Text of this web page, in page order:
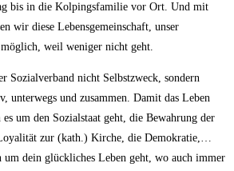
bis in die Kolpingsfamilie vor Ort. Und mit
wir diese Lebensgemeinschaft, unser
weil weniger nicht geht.
Sozialverband nicht Selbstzweck, sondern
unterwegs und zusammen. Damit das Leben
um den Sozialstaat geht, die Bewahrung der
zur (kath.) Kirche, die Demokratie,…
um dein glückliches Leben geht, wo auch immer